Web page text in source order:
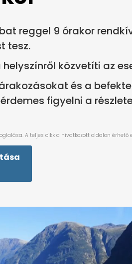
reggel 9 órakor
tesz.
helyszínről közvetíti az
és a
figyelni a